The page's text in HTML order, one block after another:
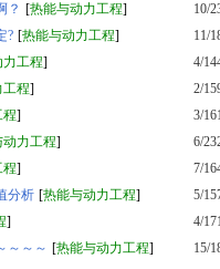
？ [热能与动力工程]
10/
? [热能与动力工程]
11/
工程]
4/
程]
2/
程]
3/
力工程]
6/
程]
7/
分析 [热能与动力工程]
5/
]
4/
～～～ [热能与动力工程] 15/